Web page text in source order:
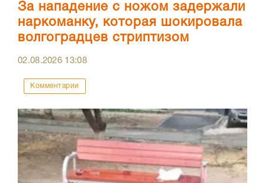
За нападение с ножом задержали
наркоманку, которая шокировала
волгоградцев стриптизом
02.08.2026 13:08
Комментарии